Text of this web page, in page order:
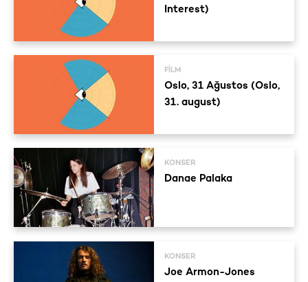
Interest)
FILM
Oslo, 31 Ağustos (Oslo,
31. august)
KONSER
Danae Palaka
KONSER
Joe Armon-Jones